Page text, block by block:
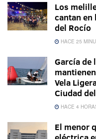
Los
cantan en
del Rocío
HACE 25
García de
Vela
Ciudad
HACE 4
El menor